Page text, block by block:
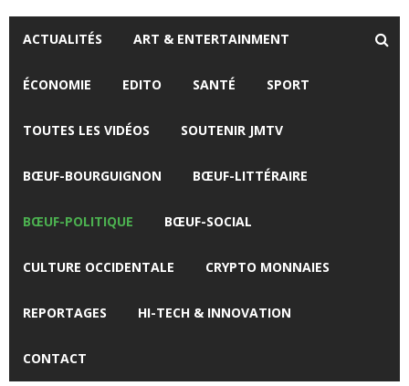
ACTUALITÉS ART & ENTERTAINMENT
ÉCONOMIE EDITO SANTÉ SPORT
TOUTES LES VIDÉOS SOUTENIR JMTV
BŒUF-BOURGUIGNON BŒUF-LITTÉRAIRE
BŒUF-POLITIQUE BŒUF-SOCIAL
CULTURE OCCIDENTALE CRYPTO MONNAIES
REPORTAGES HI-TECH & INNOVATION
CONTACT